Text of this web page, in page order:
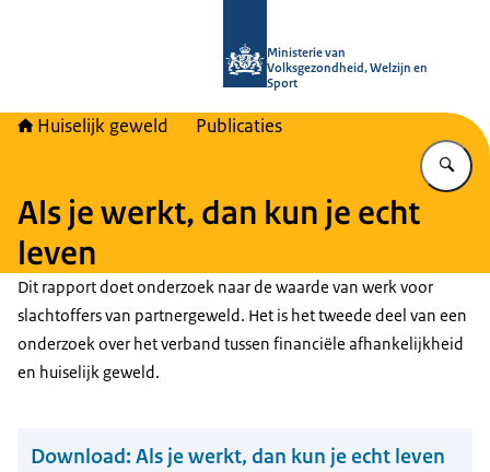
Ministerie van
Volksgezondheid, Welzijn en
Sport
Huiselijk geweld Publicaties
Als je werkt, dan kun je echt
leven
Dit rapport doet onderzoek naar de waarde van werk voor
slachtoffers van partnergeweld. Het is het tweede deel van een
onderzoek over het verband tussen financiële afhankelijkheid
en huiselijk geweld.
Download: Als je werkt, dan kun je echt leven